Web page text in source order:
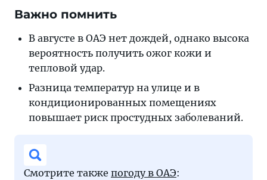
Важно помнить
В августе в ОАЭ нет дождей, однако высока
вероятность получить ожог кожи и
тепловой удар.
Разница температур на улице и в
кондиционированных помещениях
повышает риск простудных заболеваний.
Смотрите также погоду в ОАЭ: